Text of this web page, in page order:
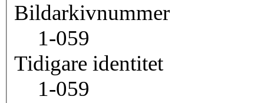
Bildarkivnummer
1-059
Tidigare identitet
1-059